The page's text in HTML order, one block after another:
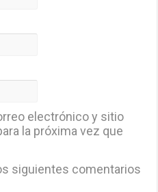
electrónico y sitio
la próxima vez que
siguientes comentarios